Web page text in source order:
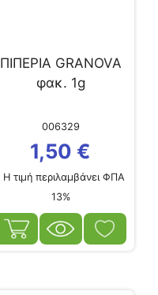
ΠΙΠΕΡΙΑ GRANOVA
φακ. 1g
006329
1,50 €
Η τιμή περιλαμβάνει ΦΠΑ
13%